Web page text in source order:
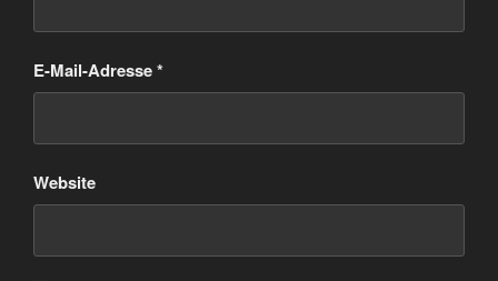
E-Mail-Adresse*
Website